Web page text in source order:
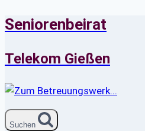
Zum
springen
Seniorenbeirat
Telekom Gießen
Suchen